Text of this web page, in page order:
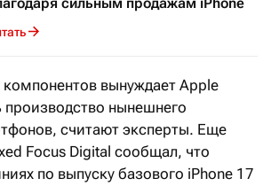
вынуждает Apple
производство нынешнего
считают эксперты. Еще
Focus Digital сообщал, что
по выпуску базового iPhone 17